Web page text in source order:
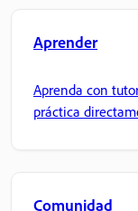
Aprender
Aprenda con
práctica
Comunidad